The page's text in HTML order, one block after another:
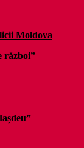
Moldova
război”